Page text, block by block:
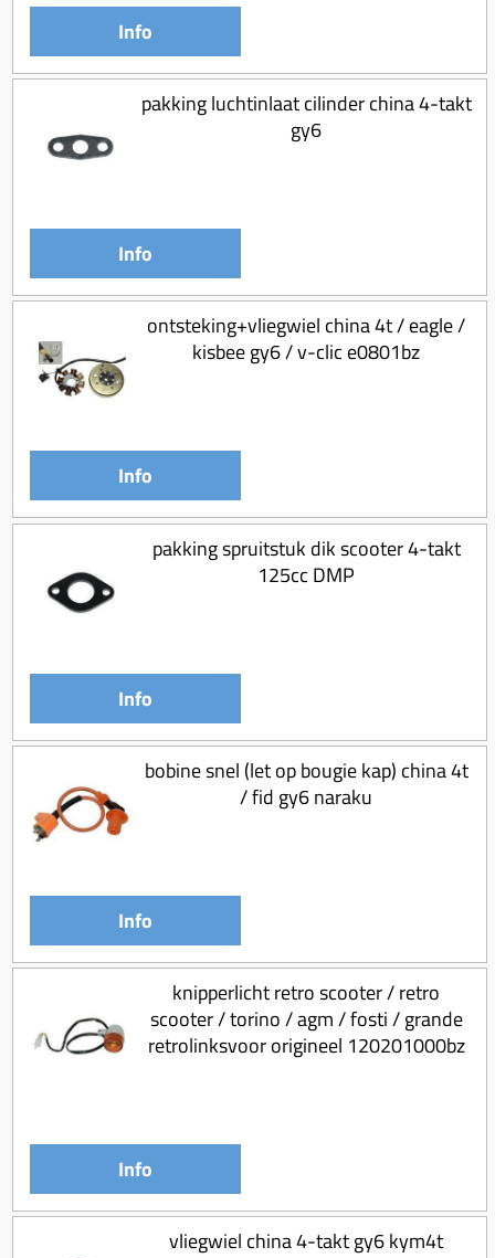
Info
pakking luchtinlaat cilinder china 4-takt
gy6
Info
ontsteking+vliegwiel china 4t / eagle /
kisbee gy6 / v-clic e0801bz
Info
pakking spruitstuk dik scooter 4-takt
125cc DMP
Info
bobine snel (let op bougie kap) china 4t
/ fid gy6 naraku
Info
knipperlicht retro scooter / retro
scooter / torino / agm / fosti / grande
retrolinksvoor origineel 120201000bz
Info
vliegwiel china 4-takt gy6 kym4t